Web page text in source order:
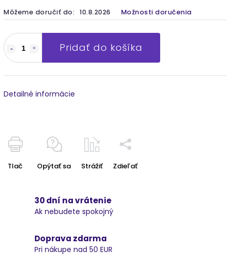
Môžeme doručiť do: 10.8.2026 Možnosti doručenia
Pridať do košíka
Detailné informácie
Tlač Opýtať sa Strážiť Zdieľať
30 dní na vrátenie
Ak nebudete spokojný
Doprava zdarma
Pri nákupe nad 50 EUR